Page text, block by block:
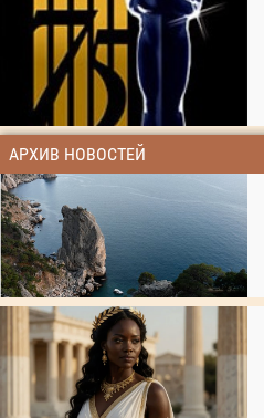
АРХИВ НОВОСТЕЙ